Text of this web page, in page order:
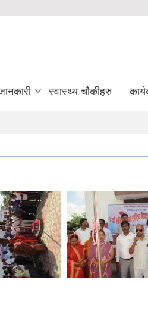
स्वास्थ्य चौकीहरु